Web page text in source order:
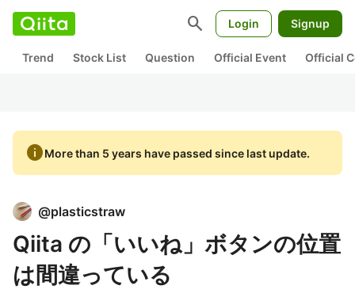
search Login Signup
Trend Stock List Question Official Event Official
infoMore than 5 years have passed since last update.
@plasticstraw
Qiita の「いいね」ボタンの位置
は間違っている